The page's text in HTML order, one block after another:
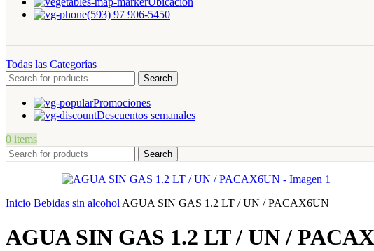
(593) 97 906-5450
Todas las Categorías
Search
Promociones
Descuentos semanales
0 items
Search
Inicio Bebidas sin alcohol AGUA SIN GAS 1.2 LT / UN / PACAX6UN
AGUA SIN GAS 1.2 LT / UN /